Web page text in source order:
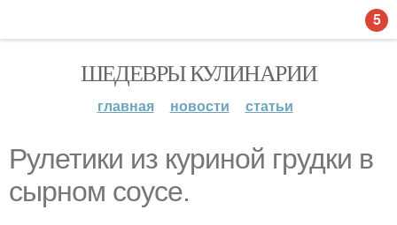
ШЕДЕВРЫ КУЛИНАРИИ
главная новости статьи
Рулетики из куриной грудки в
сырном соусе.
5